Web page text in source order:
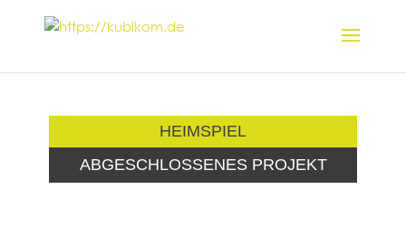
HEIMSPIEL
ABGESCHLOSSENES PROJEKT